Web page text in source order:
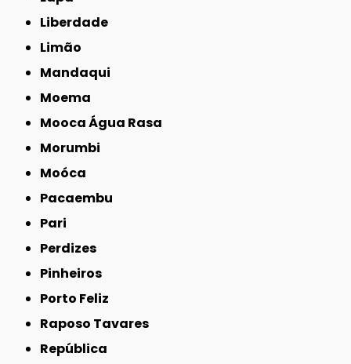
Liberdade
Limão
Mandaqui
Moema
Mooca Água Rasa
Morumbi
Moóca
Pacaembu
Pari
Perdizes
Pinheiros
Porto Feliz
Raposo Tavares
República